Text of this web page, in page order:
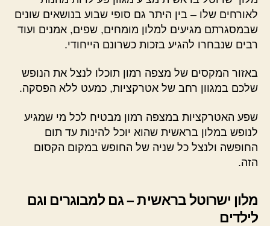
לאורחים שלו – בין היתר גם סופי שבוע בנושאים שונים
שבמסגרתם מגיעים למלון מומחים, שפים, אמנים ועוד
רבים שנבחרו להגיע בזכות כשרונם הייחודי.
באזור המקסים של מצפה רמון תוכלו לנצל את הנופש
שלכם במגוון רחב של אטרקציות, כמעט ללא הפסקה.
שפע האטרקציות במצפה רמון מבטיח לכל מי שמגיע
לנופש במלון בראשית שהוא יוכל להינות עד תום
החופשה ולנצל כל שניה של החופש במקום הקסום
הזה.
מלון ישרוטל בראשית – גם למבוגרים וגם
לילדים